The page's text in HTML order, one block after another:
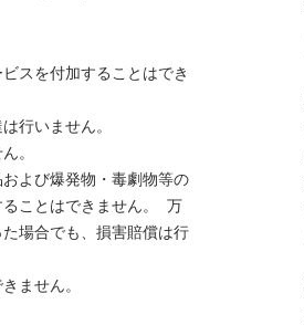
スを付加することはでき
行いません。
。
よび爆発物・毒劇物等の
ことはできません。 万
場合でも、損害賠償は行
ません。